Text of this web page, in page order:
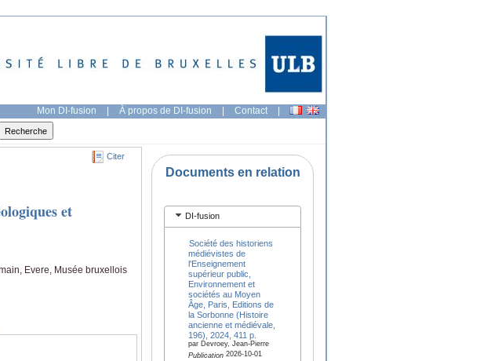
Mon DI-fusion | À propos de DI-fusion | Contact |
Citer
et
Evere, Musée bruxellois
Documents en relation
DI-fusion
Société des historiens
médiévistes de
l'Enseignement
supérieur public,
Environnement et
sociétés au Moyen
Âge, Paris, Editions de
la Sorbonne (Histoire
ancienne et médiévale,
196), 2024, 411 p.
par Devroey, Jean-Pierre
Publication2026-10-01